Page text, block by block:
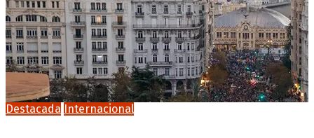
Destacada Internacional